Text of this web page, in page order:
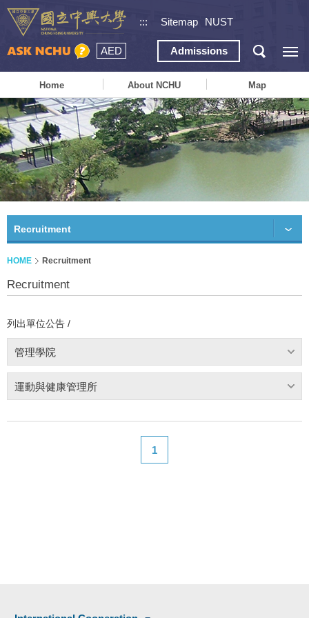
::: Sitemap NUST
AED Admissions
Home About NCHU Map
Recruitment
HOME Recruitment
Recruitment
列出單位公告 /
管理學院
運動與健康管理所
1